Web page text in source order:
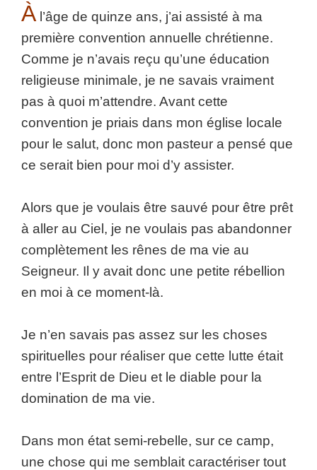
À l’âge de quinze ans, j’ai assisté à ma
première convention annuelle chrétienne.
Comme je n’avais reçu qu’une éducation
religieuse minimale, je ne savais vraiment
pas à quoi m’attendre. Avant cette
convention je priais dans mon église locale
pour le salut, donc mon pasteur a pensé que
ce serait bien pour moi d’y assister.
Alors que je voulais être sauvé pour être prêt
à aller au Ciel, je ne voulais pas abandonner
complètement les rênes de ma vie au
Seigneur. Il y avait donc une petite rébellion
en moi à ce moment-là.
Je n’en savais pas assez sur les choses
spirituelles pour réaliser que cette lutte était
entre l’Esprit de Dieu et le diable pour la
domination de ma vie.
Dans mon état semi-rebelle, sur ce camp,
une chose qui me semblait caractériser tout